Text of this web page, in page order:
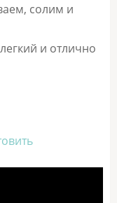
солим и
и отлично